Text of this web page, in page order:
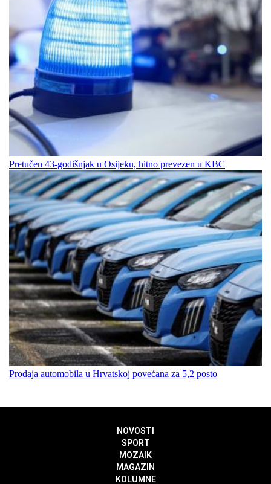
Pretučen 43-godišnjak u Osijeku, hitno prevezen u KBC
Prodaja automobila u Hrvatskoj povećana za 5,2 posto
NOVOSTI
SPORT
MOZAIK
MAGAZIN
KOLUMNE